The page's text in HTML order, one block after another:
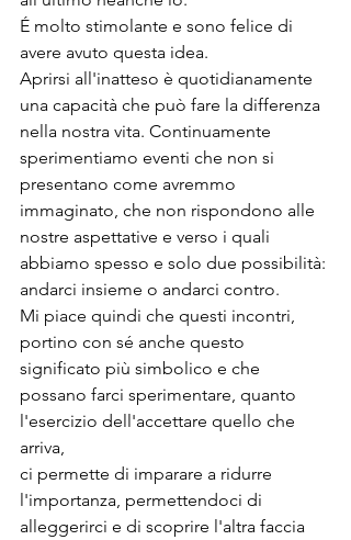
É molto stimolante e sono felice di
avere avuto questa idea.
Aprirsi all'inatteso è quotidianamente
una capacità che può fare la differenza
nella nostra vita. Continuamente
sperimentiamo eventi che non si
presentano come avremmo
immaginato, che non rispondono alle
nostre aspettative e verso i quali
abbiamo spesso e solo due possibilità:
andarci insieme o andarci contro.
Mi piace quindi che questi incontri,
portino con sé anche questo
significato più simbolico e che
possano farci sperimentare, quanto
l'esercizio dell'accettare quello che
arriva,
ci permette di imparare a ridurre
l'importanza, permettendoci di
alleggerirci e di scoprire l'altra faccia